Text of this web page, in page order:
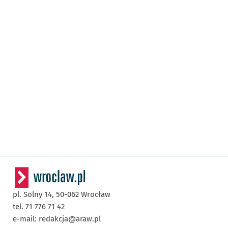
pl. Solny 14, 50-062 Wrocław
tel. 71 776 71 42
e-mail: redakcja@araw.pl